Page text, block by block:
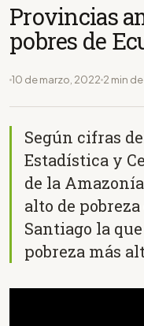
Provincias
pobres de
10 de marzo, 2022 2 min
Según cifras
Estadística y
de la
alto de
Santiago la
pobreza más